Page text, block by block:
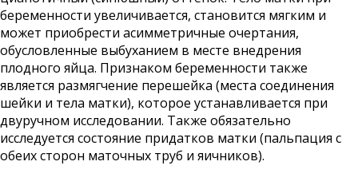
беременности увеличивается, становится мягким и
может приобрести асимметричные очертания,
обусловленные выбуханием в месте внедрения
плодного яйца. Признаком беременности также
является размягчение перешейка (места соединения
шейки и тела матки), которое устанавливается при
двуручном исследовании. Также обязательно
исследуется состояние придатков матки (пальпация с
обеих сторон маточных труб и яичников).